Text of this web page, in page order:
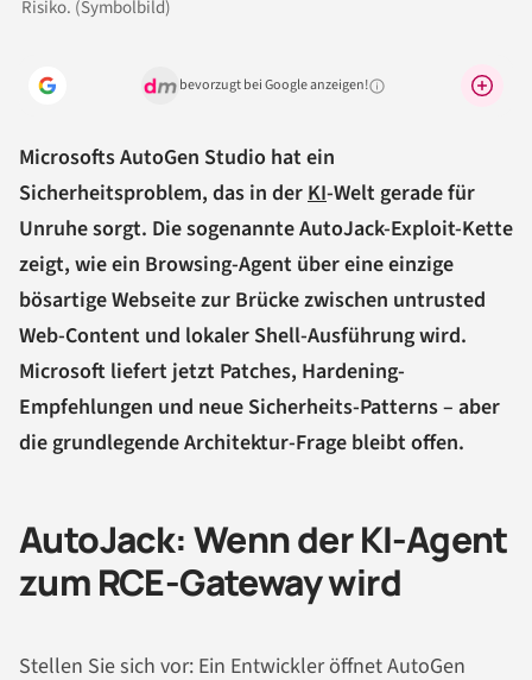
Risiko. (Symbolbild)
bevorzugt bei Google anzeigen!Warum lohnt sich das?
Microsofts AutoGen Studio hat ein
Sicherheitsproblem, das in derKI-Welt gerade für
Unruhe sorgt. Die sogenannte AutoJack-Exploit-Kette
zeigt, wie ein Browsing-Agent über eine einzige
bösartige Webseite zur Brücke zwischen untrusted
Web-Content und lokaler Shell-Ausführung wird.
Microsoft liefert jetzt Patches, Hardening-
Empfehlungen und neue Sicherheits-Patterns – aber
die grundlegende Architektur-Frage bleibt offen.
AutoJack: Wenn der KI-Agent
zum RCE-Gateway wird
Stellen Sie sich vor: Ein Entwickler öffnet AutoGen